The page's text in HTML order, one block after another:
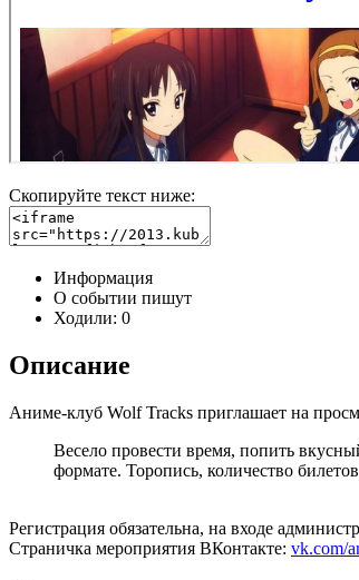
Скопируйте текст ниже:
Информация
О событии пишут
Ходили: 0
Описание
Аниме-клуб Wolf Tracks приглашает на
Весело провести время, попить
формате. Торопись, количество
Регистрация обязательна, на входе
Страничка мероприятия ВКонтакте: vk.com/